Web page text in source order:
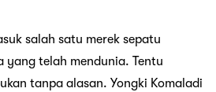
salah satu merek sepatu
yang telah mendunia. Tentu
tanpa alasan. Yongki Komaladi